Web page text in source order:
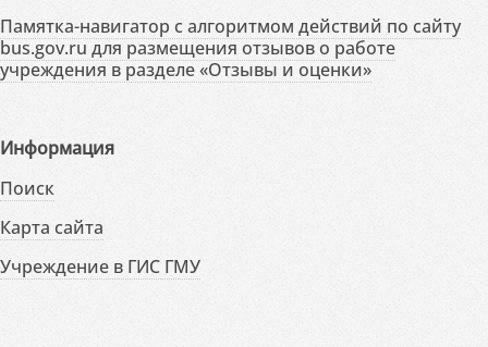
Памятка-навигатор с алгоритмом действий по сайту
bus.gov.ru для размещения отзывов о работе
учреждения в разделе «Отзывы и оценки»
Информация
Поиск
Карта сайта
Учреждение в ГИС ГМУ